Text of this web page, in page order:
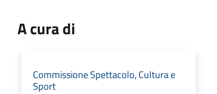
A cura di
Commissione Spettacolo, Cultura e
Sport